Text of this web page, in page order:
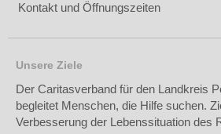
Kontakt und Öffnungszeiten
Unsere Ziele
Der Caritasverband für den Landkreis
begleitet Menschen, die Hilfe suchen.
Verbesserung der Lebenssituation des